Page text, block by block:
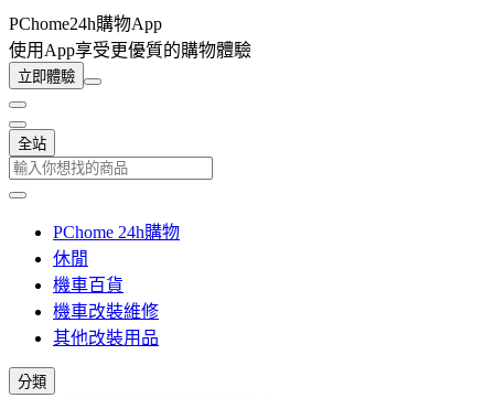
PChome24h購物App
使用App享受更優質的購物體驗
立即體驗
全站
PChome 24h購物
休閒
機車百貨
機車改裝維修
其他改裝用品
分類